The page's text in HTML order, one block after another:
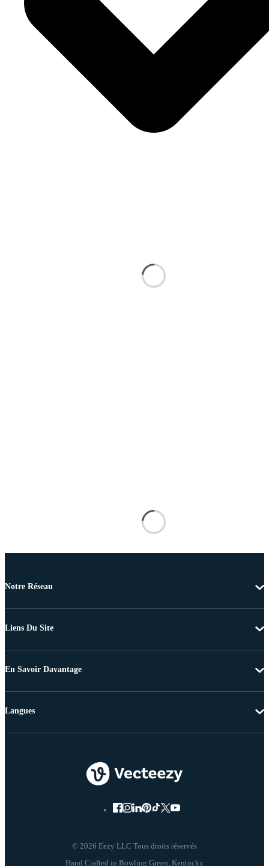
Notre Réseau
Liens Du Site
En Savoir Davantage
© 2026 Eezy LLC Tous droits réservés
Langues